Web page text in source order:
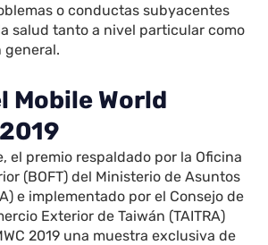
o conductas subyacentes
salud tanto a nivel particular como
general.
Mobile World
el premio respaldado por la Oficina
(BOFT) del Ministerio de Asuntos
e implementado por el Consejo de
Exterior de Taiwán (TAITRA)
2019 una muestra exclusiva de